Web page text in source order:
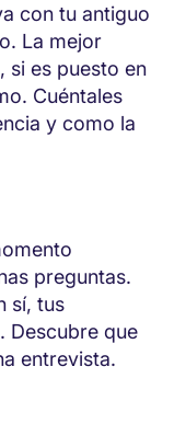
con tu antiguo
La mejor
si es puesto en
Cuéntales
y como la
preguntas.
sí, tus
Descubre que
entrevista.